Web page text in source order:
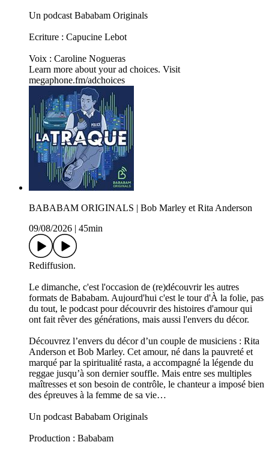
Un podcast Bababam Originals
Ecriture : Capucine Lebot
Voix : Caroline Nogueras
Learn more about your ad choices. Visit
megaphone.fm/adchoices
BABABAM ORIGINALS | Bob Marley et Rita Anderson
09/08/2026
45min
Rediffusion.
Le dimanche, c'est l'occasion de (re)découvrir les autres
formats de Bababam. Aujourd'hui c'est le tour d'À la folie, pas
du tout, le podcast pour découvrir des histoires d'amour qui
ont fait rêver des générations, mais aussi l'envers du décor.
Découvrez l’envers du décor d’un couple de musiciens : Rita
Anderson et Bob Marley. Cet amour, né dans la pauvreté et
marqué par la spiritualité rasta, a accompagné la légende du
reggae jusqu’à son dernier souffle. Mais entre ses multiples
maîtresses et son besoin de contrôle, le chanteur a imposé bien
des épreuves à la femme de sa vie…
Un podcast Bababam Originals
Production : Bababam